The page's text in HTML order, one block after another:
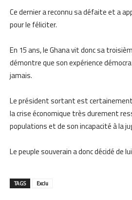
Ce dernier a reconnu sa défaite et a
pour le féliciter.
En 15 ans, le Ghana vit donc sa
démontre que son expérience
jamais.
Le président sortant est
la crise économique très durement
populations et de son incapacité à la
Le peuple souverain a donc décidé de
TAGS Exclu